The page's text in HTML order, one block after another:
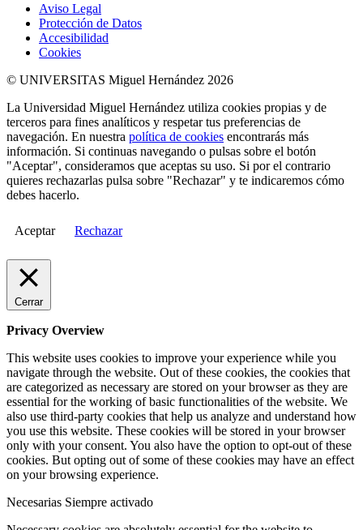
Aviso Legal
Protección de Datos
Accesibilidad
Cookies
© UNIVERSITAS Miguel Hernández 2026
La Universidad Miguel Hernández utiliza cookies propias y de
terceros para fines analíticos y respetar tus preferencias de
navegación. En nuestra política de cookies encontrarás más
información. Si continuas navegando o pulsas sobre el botón
"Aceptar", consideramos que aceptas su uso. Si por el contrario
quieres rechazarlas pulsa sobre "Rechazar" y te indicaremos cómo
debes hacerlo.
Aceptar Rechazar
Cerrar
Privacy Overview
This website uses cookies to improve your experience while you
navigate through the website. Out of these cookies, the cookies that
are categorized as necessary are stored on your browser as they are
essential for the working of basic functionalities of the website. We
also use third-party cookies that help us analyze and understand how
you use this website. These cookies will be stored in your browser
only with your consent. You also have the option to opt-out of these
cookies. But opting out of some of these cookies may have an effect
on your browsing experience.
Necesarias Siempre activado